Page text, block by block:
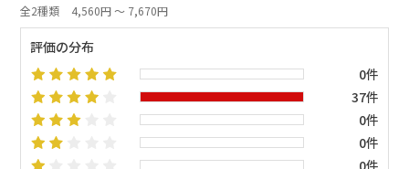
全2種類 4,560円 ～ 7,670円
評価の分布
0件
37件
0件
0件
0件